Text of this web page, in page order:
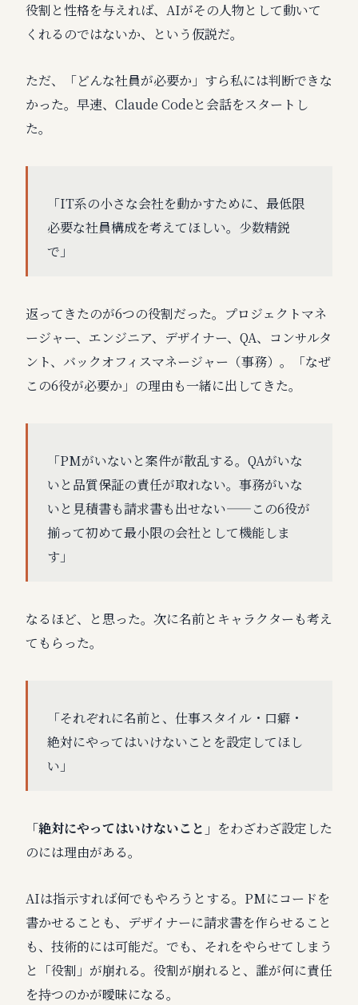
役割と性格を与えれば、AIがその人物として動いて
くれるのではないか、という仮説だ。
ただ、「どんな社員が必要か」すら私には判断できな
かった。早速、Claude Codeと会話をスタートし
た。
「IT系の小さな会社を動かすために、最低限
必要な社員構成を考えてほしい。少数精鋭
で」
返ってきたのが6つの役割だった。プロジェクトマネ
ージャー、エンジニア、デザイナー、QA、コンサルタ
ント、バックオフィスマネージャー（事務）。「なぜ
この6役が必要か」の理由も一緒に出してきた。
「PMがいないと案件が散乱する。QAがいな
いと品質保証の責任が取れない。事務がいな
いと見積書も請求書も出せない——この6役が
揃って初めて最小限の会社として機能しま
す」
なるほど、と思った。次に名前とキャラクターも考え
てもらった。
「それぞれに名前と、仕事スタイル・口癖・
絶対にやってはいけないことを設定してほし
い」
「絶対にやってはいけないこと」 をわざわざ設定した
のには理由がある。
AIは指示すれば何でもやろうとする。PMにコードを
書かせることも、デザイナーに請求書を作らせること
も、技術的には可能だ。でも、それをやらせてしまう
と「役割」が崩れる。役割が崩れると、誰が何に責任
を持つのかが曖昧になる。